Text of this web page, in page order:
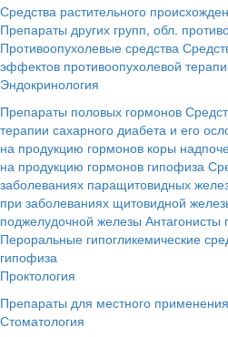
Средства растительного
Препараты других групп, обл.
Противоопухолевые средства
эффектов противоопухолевой
Эндокринология
Препараты половых гормонов
терапии сахарного диабета и его
на продукцию гормонов коры
на продукцию гормонов гипофиза
заболеваниях паращитовидных
при заболеваниях щитовидной
поджелудочной железы Антагонисты
Пероральные гипогликемические
гипофиза
Проктология
Препараты для местного
Стоматология